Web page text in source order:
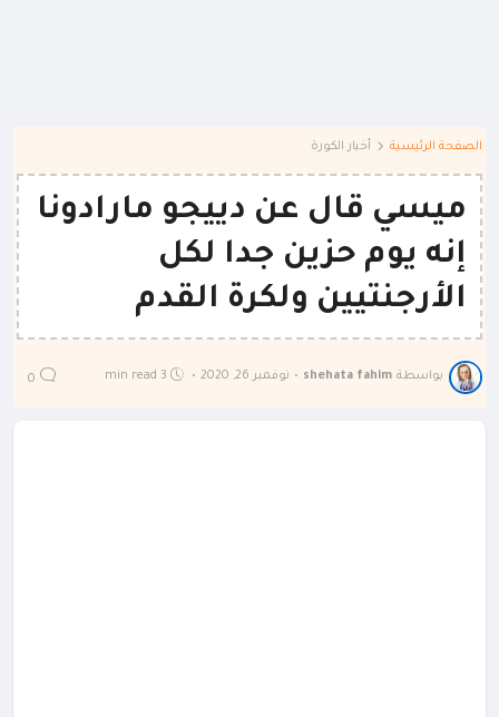
الصفحة الرئيسية أخبار الكورة
ميسي قال عن دييجو مارادونا
إنه يوم حزين جدا لكل
الأرجنتيين ولكرة القدم
بواسطة shehata fahim
• نوفمبر 26, 2020 •
3 min read
0